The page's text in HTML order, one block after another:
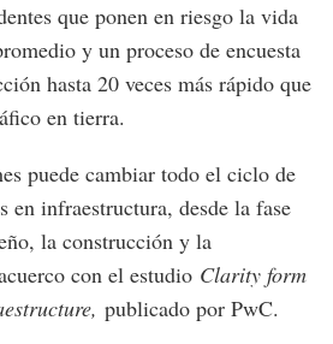
que ponen en riesgo la vida
y un proceso de encuesta
hasta 20 veces más rápido que
en tierra.
puede cambiar todo el ciclo de
en infraestructura, desde la fase
la construcción y la
con el estudio Clarity form
publicado por PwC.